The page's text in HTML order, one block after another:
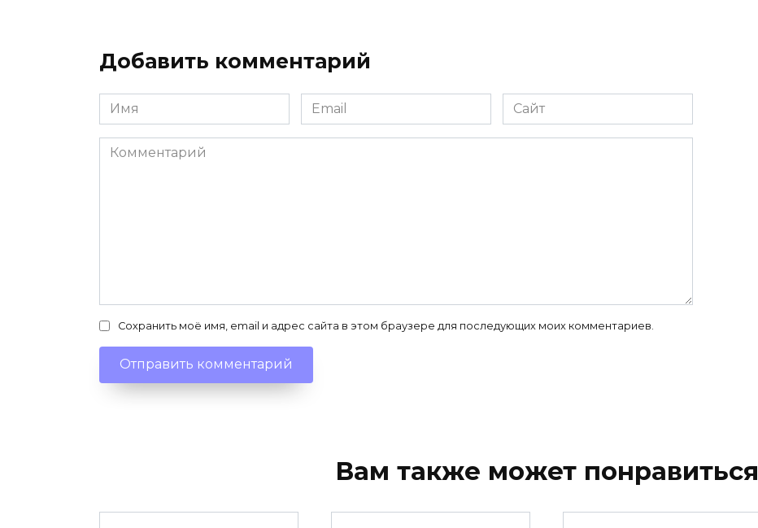
Добавить комментарий
Имя
*
Email
*
Сайт
Комментарий
Сохранить моё имя, email и адрес сайта в этом браузере для последующих моих комментариев.
Вам также может понравиться